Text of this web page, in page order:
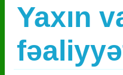
Yaxın